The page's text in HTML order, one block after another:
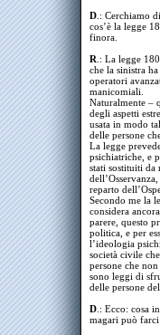
D .: Cerchiamo
cos’è la legge
finora.
R .: La legge
che la sinistra
operatori
manicomiali.
Naturalmente –
degli aspetti
usata in modo
delle persone
La legge
psichiatriche, e
stati sostituiti
reparto
Secondo me la
considera
parere, questo
politica, e per
l’ideologia
società civile
persone che
sono leggi di
delle persone
D .: Ecco: cosa
magari può farci